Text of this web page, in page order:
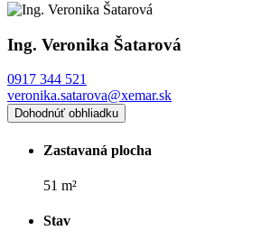
Ing. Veronika Šatarová
0917 344 521
veronika.satarova@xemar.sk
Dohodnúť obhliadku
Zastavaná plocha
51 m²
Stav